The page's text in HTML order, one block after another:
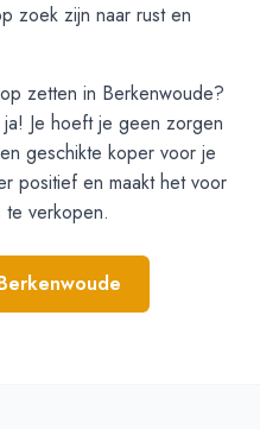
zoek zijn naar rust en
zetten in Berkenwoude?
Je hoeft je geen zorgen
geschikte koper voor je
positief en maakt het voor
te verkopen.